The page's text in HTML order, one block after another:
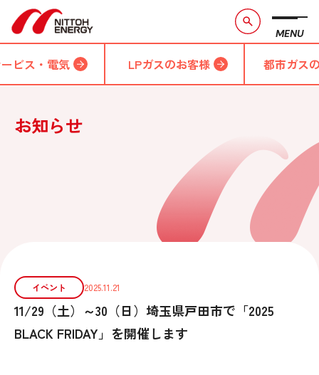
MENU
ビス・電気 LPガスのお客様 都市ガス
お知らせ
イベント 2025.11.21
11/29（土）～30（日）埼玉県戸田市で「2025
BLACK FRIDAY」を開催します